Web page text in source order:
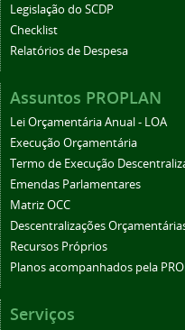
Legislação do SCDP
Checklist
Relatórios de Despesa
Assuntos PROPLAN
Lei Orçamentária Anual - LOA
Execução Orçamentária
Termo de Execução
Emendas Parlamentares
Matriz OCC
Descentralizações
Recursos Próprios
Planos acompanhados pela
Serviços